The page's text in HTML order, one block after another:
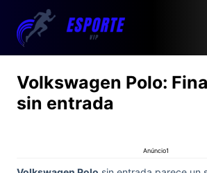
Volkswagen Polo:
sin entrada
Anúncio1